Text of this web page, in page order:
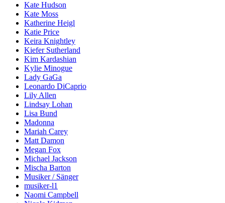
Kate Hudson
Kate Moss
Katherine Heigl
Katie Price
Keira Knightley
Kiefer Sutherland
Kim Kardashian
Kylie Minogue
Lady GaGa
Leonardo DiCaprio
Lily Allen
Lindsay Lohan
Lisa Bund
Madonna
Mariah Carey
Matt Damon
Megan Fox
Michael Jackson
Mischa Barton
Musiker / Sänger
musiker-l1
Naomi Campbell